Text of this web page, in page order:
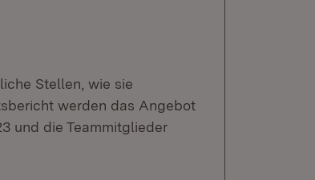
Stellen, wie sie
werden das Angebot
und die Teammitglieder